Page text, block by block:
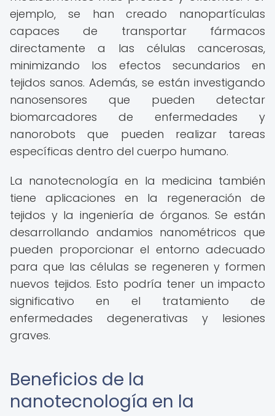
ejemplo, se han creado nanopartículas
capaces de transportar fármacos
directamente a las células cancerosas,
minimizando los efectos secundarios en
tejidos sanos. Además, se están investigando
nanosensores que pueden detectar
biomarcadores de enfermedades y
nanorobots que pueden realizar tareas
específicas dentro del cuerpo humano.
La nanotecnología en la medicina también
tiene aplicaciones en la regeneración de
tejidos y la ingeniería de órganos. Se están
desarrollando andamios nanométricos que
pueden proporcionar el entorno adecuado
para que las células se regeneren y formen
nuevos tejidos. Esto podría tener un impacto
significativo en el tratamiento de
enfermedades degenerativas y lesiones
graves.
Beneficios de la
nanotecnología en la